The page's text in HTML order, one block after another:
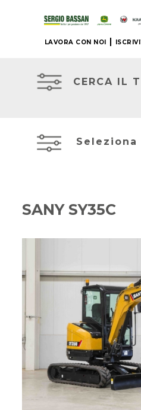
LAVORA CON NOI
NUOVO
NOLEGGIO
PROMOZIONI
CERCA IL
SANY SY35C
MACCHINE
RACCOLTA
GIARDINAGGIO